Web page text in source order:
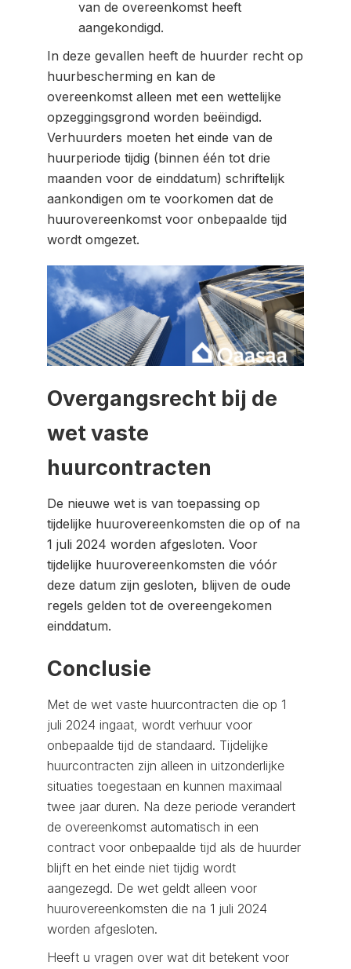
van de overeenkomst heeft
aangekondigd.
In deze gevallen heeft de huurder recht op
huurbescherming en kan de
overeenkomst alleen met een wettelijke
opzeggingsgrond worden beëindigd.
Verhuurders moeten het einde van de
huurperiode tijdig (binnen één tot drie
maanden voor de einddatum) schriftelijk
aankondigen om te voorkomen dat de
huurovereenkomst voor onbepaalde tijd
wordt omgezet.
Overgangsrecht bij de
wet vaste
huurcontracten
De nieuwe wet is van toepassing op
tijdelijke huurovereenkomsten die op of na
1 juli 2024 worden afgesloten. Voor
tijdelijke huurovereenkomsten die vóór
deze datum zijn gesloten, blijven de oude
regels gelden tot de overeengekomen
einddatum.
Conclusie
Met de wet vaste huurcontracten die op 1
juli 2024 ingaat, wordt verhuur voor
onbepaalde tijd de standaard. Tijdelijke
huurcontracten zijn alleen in uitzonderlijke
situaties toegestaan en kunnen maximaal
twee jaar duren. Na deze periode verandert
de overeenkomst automatisch in een
contract voor onbepaalde tijd als de huurder
blijft en het einde niet tijdig wordt
aangezegd. De wet geldt alleen voor
huurovereenkomsten die na 1 juli 2024
worden afgesloten.
Heeft u vragen over wat dit betekent voor